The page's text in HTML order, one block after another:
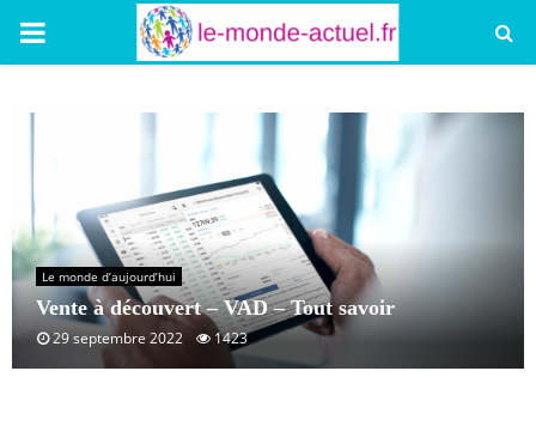
PRIMARY
Le monde d’aujourd’hui
Vente à découvert – VAD – Tout savoir
29 septembre 2022 1423